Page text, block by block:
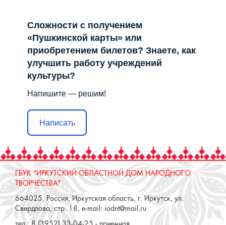
Сложности с получением
«Пушкинской карты» или
приобретением билетов? Знаете, как
улучшить работу учреждений
культуры?
Напишите — решим!
Написать
ГБУК "ИРКУТСКИЙ ОБЛАСТНОЙ ДОМ НАРОДНОГО
ТВОРЧЕСТВА"
664025, Россия, Иркутская область, г. Иркутск, ул.
Свердлова, стр. 18, e-mail: iodnt@mail.ru